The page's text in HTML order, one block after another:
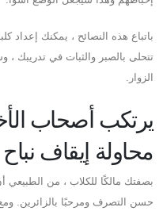
باتباع هذه النصائح ، يمكنك إعداد
تتحلى بالصبر والثبات في تدريبك ،
الزوار.
يرتكب أصحاب
محاولة إيقاف نباح
بصفتك مالكًا للكلاب ، من
حسن التصرف ومرحبًا بالزائرين.